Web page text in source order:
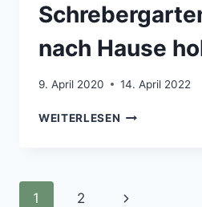
nach Hause
9. April 2020 14. April 2022
WEITERLESEN GEMÜSE
DU
Seitennavigation
1 2 Nächste